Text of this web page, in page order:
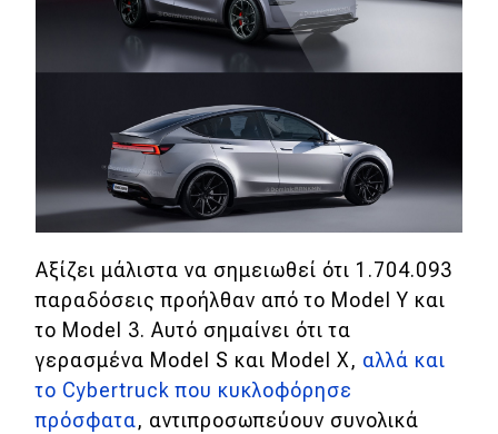
Motorsport
Τεχνολογία
Mobility
Σταθμοί φόρτισης
Classic
Νέα
Αξίζει μάλιστα να σημειωθεί ότι 1.704.093
παραδόσεις προήλθαν από το Model Y και
το Model 3. Αυτό σημαίνει ότι τα
γερασμένα Model S και Model X, αλλά και
το Cybertruck που κυκλοφόρησε
πρόσφατα, αντιπροσωπεύουν συνολικά